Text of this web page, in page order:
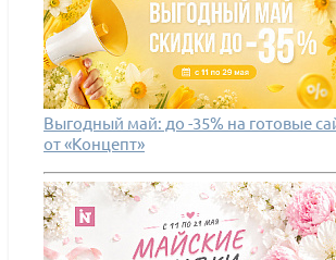
Выгодный май: до -35% на готовые
от «Концепт»